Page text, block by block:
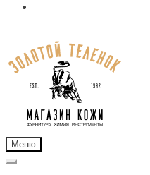
навигации
содержимому
Меню